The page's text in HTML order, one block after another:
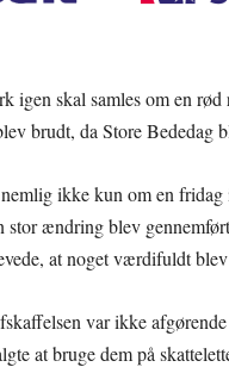
igen skal samles om en
brudt, da Store Bededag
ikke kun om en
ændring blev
at noget værdifuldt
var ikke
at bruge dem på